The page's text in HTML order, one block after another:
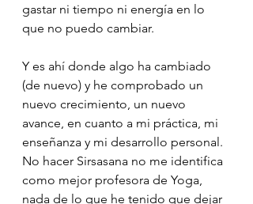
gastar ni tiempo ni energía en lo
que no puedo cambiar.
Y es ahí donde algo ha cambiado
(de nuevo) y he comprobado un
nuevo crecimiento, un nuevo
avance, en cuanto a mi práctica, mi
enseñanza y mi desarrollo personal.
No hacer Sirsasana no me identifica
como mejor profesora de Yoga,
nada de lo que he tenido que dejar